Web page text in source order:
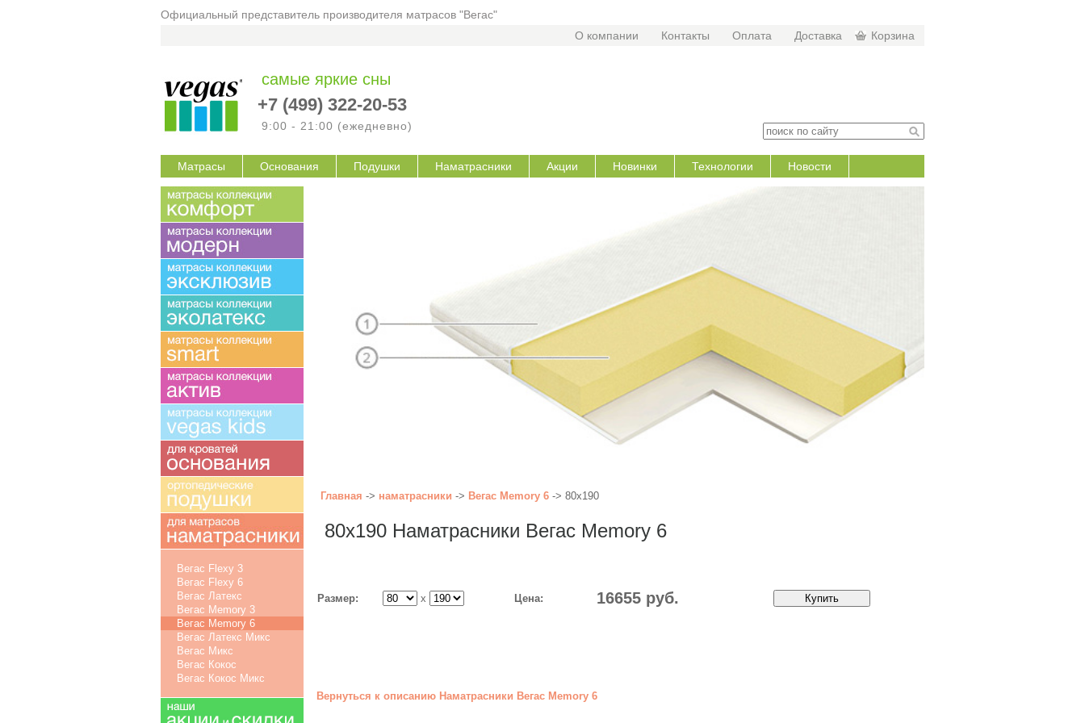
Официальный представитель производителя матрасов "Вегас"
О компании
Контакты Оплата Доставка Корзина
самые яркие сны
+7 (499) 322-20-53
9:00 - 21:00 (ежедневно)
Матрасы Основания Подушки Наматрасники Акции Новинки Технологии Новости
Вегас Flexy 3
Вегас Flexy 6
Вегас Латекс
Вегас Memory 3
Вегас Memory 6
Вегас Латекс Микс
Вегас Микс
Вегас Кокос
Вегас Кокос Микс
Главная -> наматрасники -> Вегас Memory 6 -> 80x190
80x190 Наматрасники Вегас Memory 6
Размер: x Цена: 16655 руб.
Вернуться к описанию Наматрасники Вегас Memory 6